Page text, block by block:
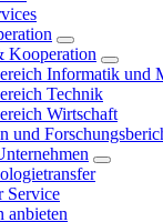
Kooperation
Informatik und
Technik
Wirtschaft
und
Service
anbieten